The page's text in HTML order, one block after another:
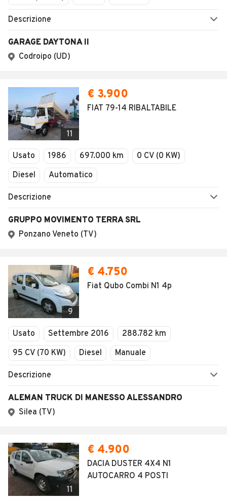
Descrizione
GARAGE DAYTONA II
Codroipo (UD)
11
€ 3.900
FIAT 79-14 RIBALTABILE
Usato 1986 697.000 km
0 CV (0 KW)
Diesel
Automatico
Descrizione
GRUPPO MOVIMENTO TERRA SRL
Ponzano Veneto (TV)
9
€ 4.750
Fiat Qubo Combi N1 4p
Usato Settembre 2016
288.782 km
95 CV (70 KW)
Diesel Manuale
Descrizione
ALEMAN TRUCK DI MANESSO ALESSANDRO
Silea (TV)
11
€ 4.900
DACIA DUSTER 4X4 N1
AUTOCARRO 4 POSTI